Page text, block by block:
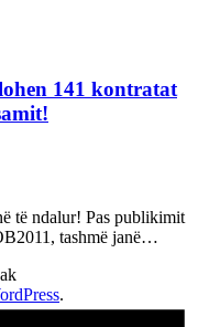
141 kontratat
të ndalur! Pas publikimit
tashmë janë…
.